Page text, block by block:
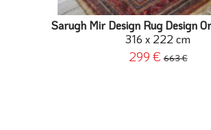
Sarugh Mir Design Rug Design
316 x 222 cm
299 € 663 €